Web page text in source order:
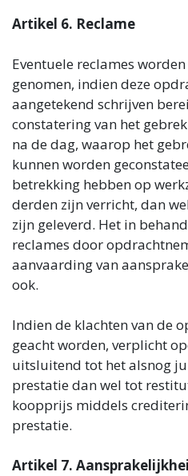
Artikel 6. Reclame
Eventuele reclames
genomen, indien deze
aangetekend schrijven
constatering van het
na de dag, waarop het
kunnen worden
betrekking hebben op
derden zijn verricht, dan
zijn geleverd. Het in
reclames door
aanvaarding van
ook.
Indien de klachten van de
geacht worden, verplicht
uitsluitend tot het alsnog
prestatie dan wel tot
koopprijs middels
prestatie.
Artikel 7.